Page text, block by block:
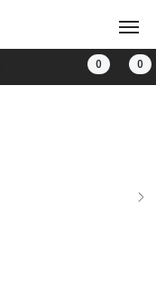
0 0